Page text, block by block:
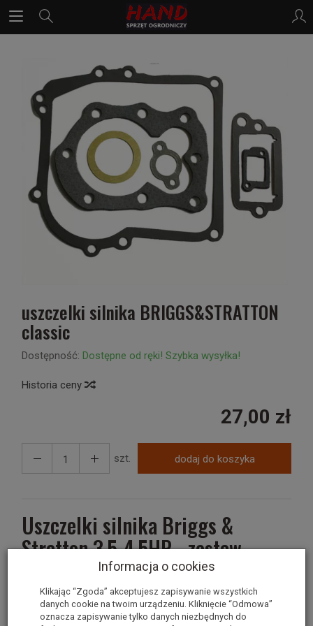
uszczelki silnika BRIGGS&STRATTON
classic
Dostępność: Dostępne od ręki! Szybka wysyłka!
Historia ceny
27,00 zł
szt. dodaj do koszyka
Uszczelki silnika Briggs &
Stratton 3.5-4.5HP - zestaw
stosowane w silnikach BRIGGS&STRATTON classic, sprint,
quatro o mocach 3.5 KM-4,5 KM
Informacja o cookies
Klikając “Zgoda” akceptujesz zapisywanie wszystkich
danych cookie na twoim urządzeniu. Kliknięcie “Odmowa”
oznacza zapisywanie tylko danych niezbędnych do